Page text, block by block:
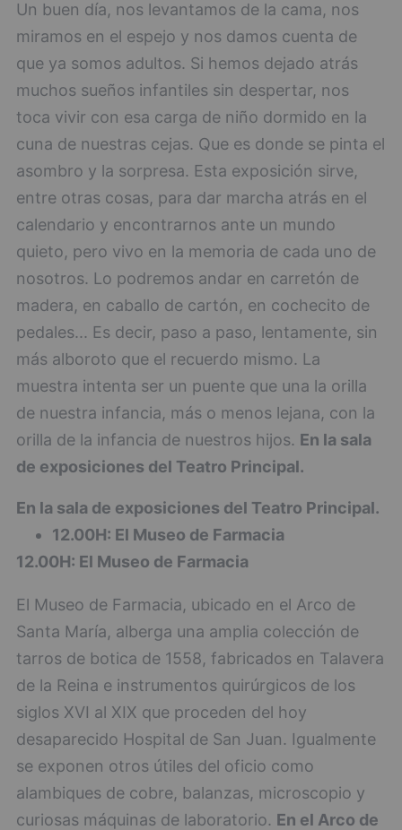
Un buen día, nos levantamos de la cama, nos
miramos en el espejo y nos damos cuenta de
que ya somos adultos. Si hemos dejado atrás
muchos sueños infantiles sin despertar, nos
toca vivir con esa carga de niño dormido en la
cuna de nuestras cejas. Que es donde se pinta el
asombro y la sorpresa. Esta exposición sirve,
entre otras cosas, para dar marcha atrás en el
calendario y encontrarnos ante un mundo
quieto, pero vivo en la memoria de cada uno de
nosotros. Lo podremos andar en carretón de
madera, en caballo de cartón, en cochecito de
pedales... Es decir, paso a paso, lentamente, sin
más alboroto que el recuerdo mismo. La
muestra intenta ser un puente que una la orilla
de nuestra infancia, más o menos lejana, con la
orilla de la infancia de nuestros hijos. En la sala
de exposiciones del Teatro Principal.
En la sala de exposiciones del Teatro Principal.
12.00H: El Museo de Farmacia
12.00H: El Museo de Farmacia
El Museo de Farmacia, ubicado en el Arco de
Santa María, alberga una amplia colección de
tarros de botica de 1558, fabricados en Talavera
de la Reina e instrumentos quirúrgicos de los
siglos XVI al XIX que proceden del hoy
desaparecido Hospital de San Juan. Igualmente
se exponen otros útiles del oficio como
alambiques de cobre, balanzas, microscopio y
curiosas máquinas de laboratorio. En el Arco de